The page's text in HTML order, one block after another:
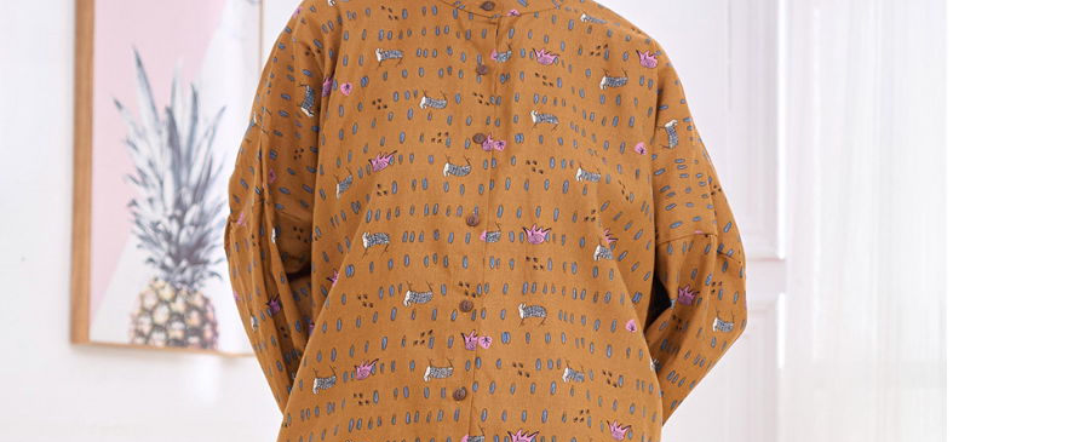
「AFTEE先享後付」，若未經同意申辦者引起之損失，本公司不負相關責
任。
４．使用「AFTEE先享後付」時，將依據個別帳號之用戶狀況，依本公司
即時審查核予不同之上限額度；若仍有額度不足之情形，本公司將視審查
結果請求用戶進行身份認證。
５．嚴禁一人註冊多個帳號或使用他人資訊註冊。若發現惡意使用之情
形，恩沛科技股份有限公司將有權停止該用戶之使用額度並採取法律行
動。